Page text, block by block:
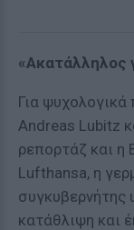
«Ακατάλληλος
Για
Andreas Lubitz
ρεπορτάζ και η
Lufthansa, η
συγκυβερνήτης
κατάθλιψη και